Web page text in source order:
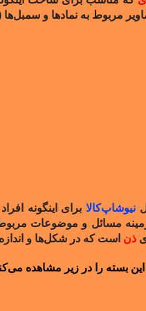
مربوط به نمادها و
نیوشاپ‌کالا برای اینگونه
مسائل و موضوعات
ذن است که در شکل‌ها و
بسته را در زیر مشاهده